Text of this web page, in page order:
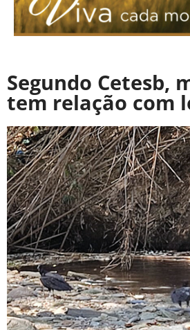
Segundo Cetesb,
tem relação com